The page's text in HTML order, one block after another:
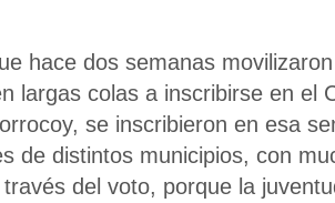
hace dos semanas
largas colas a inscribirse en el
se inscribieron en esa
de distintos municipios, con
del voto, porque la